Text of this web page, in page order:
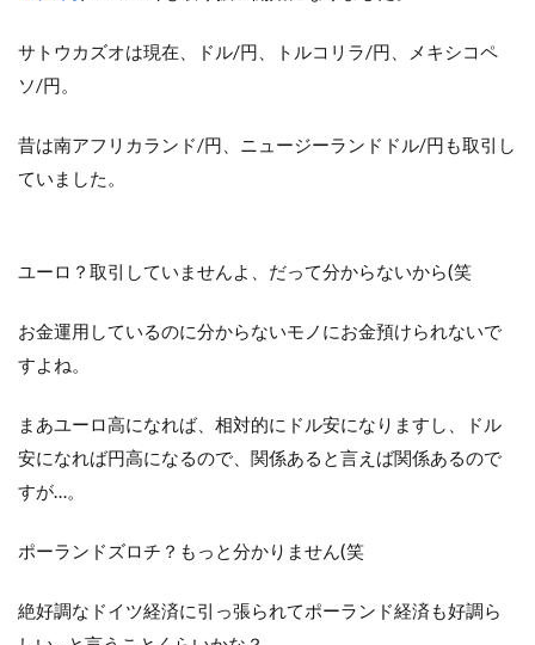
サトウカズオは現在、ドル/円、トルコリラ/円、メキシコペ
ソ/円。
昔は南アフリカランド/円、ニュージーランドドル/円も取引し
ていました。
ユーロ？取引していませんよ、だって分からないから(笑
お金運用しているのに分からないモノにお金預けられないで
すよね。
まあユーロ高になれば、相対的にドル安になりますし、ドル
安になれば円高になるので、関係あると言えば関係あるので
すが…。
ポーランドズロチ？もっと分かりません(笑
絶好調なドイツ経済に引っ張られてポーランド経済も好調ら